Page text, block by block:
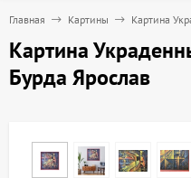
Главная Картины Картина
Картина
Бурда Ярослав